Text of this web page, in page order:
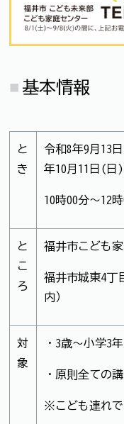
基本情報
と
き
令和8年9月13
年10月11日(日
10時00分～12
と
こ
ろ
福井市こども
福井市城東4丁
内）
対
象
・3歳～小学3
・原則全ての
※こども連れで